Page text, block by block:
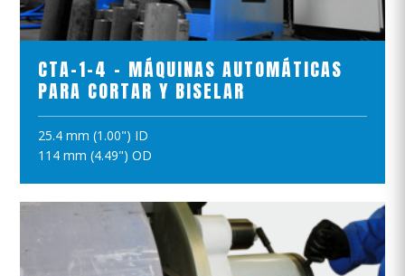
CTA-1-4 - MÁQUINAS AUTOMÁTICAS
PARA CORTAR Y BISELAR
25.4 mm (1.00") ID
114 mm (4.49") OD
VER EL PRODUCTO
AÑADIR A LA CESTA